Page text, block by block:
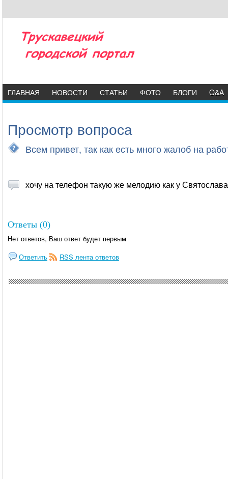
ГЛАВНАЯ НОВОСТИ СТАТЬИ ФОТО БЛОГИ Q&A
Просмотр вопроса
Всем привет, так как есть много жалоб на
хочу на телефон такую же мелодию как у
Ответы (0)
Нет ответов, Ваш ответ будет первым
Ответить
RSS лента ответов